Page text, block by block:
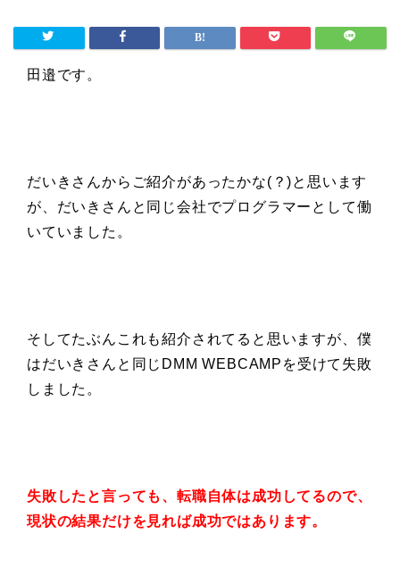
田邉です。
だいきさんからご紹介があったかな(？)と思います
が、だいきさんと同じ会社でプログラマーとして働
いていました。
そしてたぶんこれも紹介されてると思いますが、僕
はだいきさんと同じDMM WEBCAMPを受けて失敗
しました。
失敗したと言っても、転職自体は成功してるので、
現状の結果だけを見れば成功ではあります。